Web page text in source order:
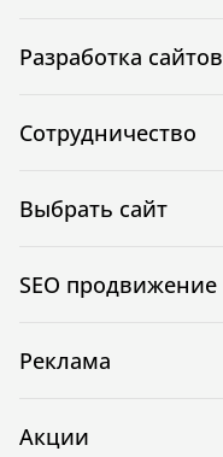
Разработка сайтов
Сотрудничество
Выбрать сайт
SEO продвижение
Реклама
Акции